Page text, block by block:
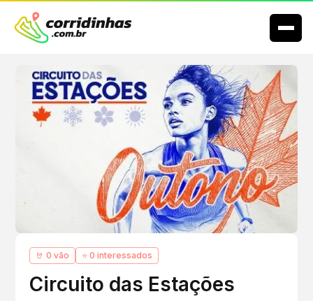
🤘 0 vão ⭐ 0 interessados
Circuito das Estações